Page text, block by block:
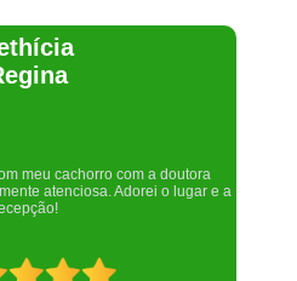
Lilian
serei grata pelo que fizeram por
nós!